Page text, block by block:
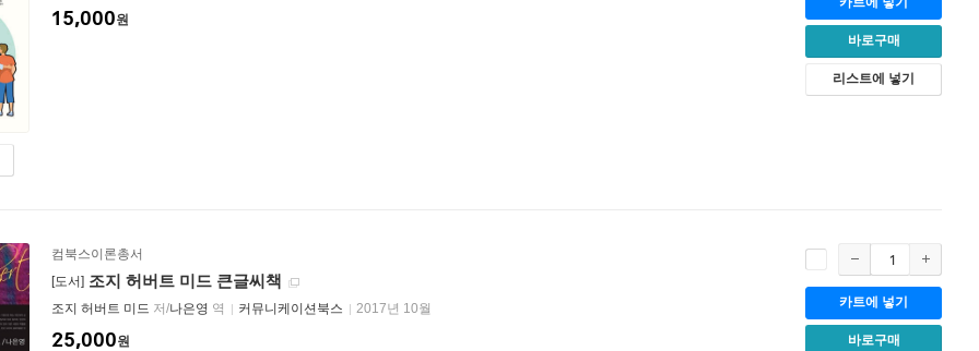
15,000원
바로구매
리스트에 넣기
컴북스이론총서
[도서] 조지 허버트 미드 큰글씨책
조지 허버트 미드 저/나은영 역 커뮤니케이션북스 2017년 10월
25,000원
카트에 넣기
바로구매